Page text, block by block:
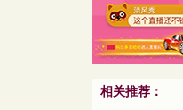
相关推荐：